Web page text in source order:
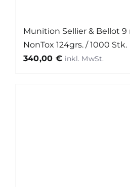
Munition Sellier & Bellot 9
NonTox 124grs. / 1000 Stk.
340,00 €